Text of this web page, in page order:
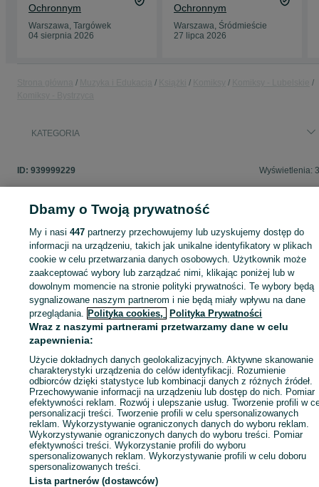
Ochronnym
Warszawa, Targówek
04 sierpnia 2026
Ochronnym
Warszawa, Śródmieście
27 lipca 2026
KATEGORIA
ID: 939999229 Wyświetlenia:
Zaloguj się lub załóż konto na OLX, aby skontaktować się z
sprzedającym
Zaloguj się / Załóż konto
Kup
Dbamy o Twoją prywatność
My i nasi447 partnerzy przechowujemy lub uzyskujemy dostęp do
informacji na urządzeniu, takich jak unikalne identyfikatory w plikach
cookie w celu przetwarzania danych osobowych. Użytkownik może
zaakceptować wybory lub zarządzać nimi, klikając poniżej lub w
dowolnym momencie na stronie polityki prywatności. Te wybory będą
sygnalizowane naszym partnerom i nie będą miały wpływu na dane
przeglądania. Polityka cookies, Polityka Prywatności
Wraz z naszymi partnerami przetwarzamy dane w celu
zapewnienia:
Użycie dokładnych danych geolokalizacyjnych. Aktywne skanowanie
charakterystyki urządzenia do celów identyfikacji. Rozumienie
odbiorców dzięki statystyce lub kombinacji danych z różnych źródeł.
Przechowywanie informacji na urządzeniu lub dostęp do nich. Pomiar
efektywności reklam. Rozwój i ulepszanie usług. Tworzenie profili w
personalizacji treści. Tworzenie profili w celu spersonalizowanych
reklam. Wykorzystywanie ograniczonych danych do wyboru reklam.
Wykorzystywanie ograniczonych danych do wyboru treści. Pomiar
efektywności treści. Wykorzystanie profili do wyboru
spersonalizowanych reklam. Wykorzystywanie profili w celu doboru
spersonalizowanych treści.
Lista partnerów (dostawców)